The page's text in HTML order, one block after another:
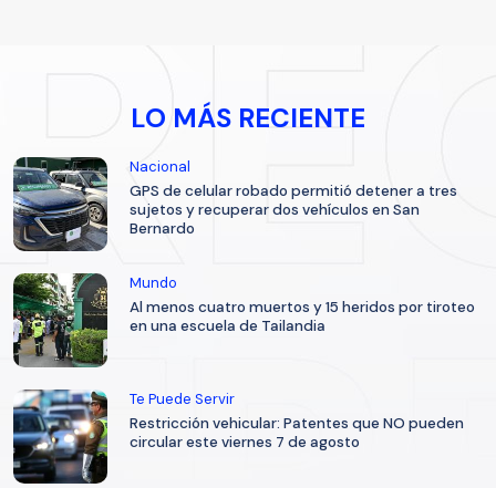
LO MÁS RECIENTE
Nacional
GPS de celular robado permitió detener a tres
sujetos y recuperar dos vehículos en San
Bernardo
Mundo
Al menos cuatro muertos y 15 heridos por tiroteo
en una escuela de Tailandia
Te Puede Servir
Restricción vehicular: Patentes que NO pueden
circular este viernes 7 de agosto